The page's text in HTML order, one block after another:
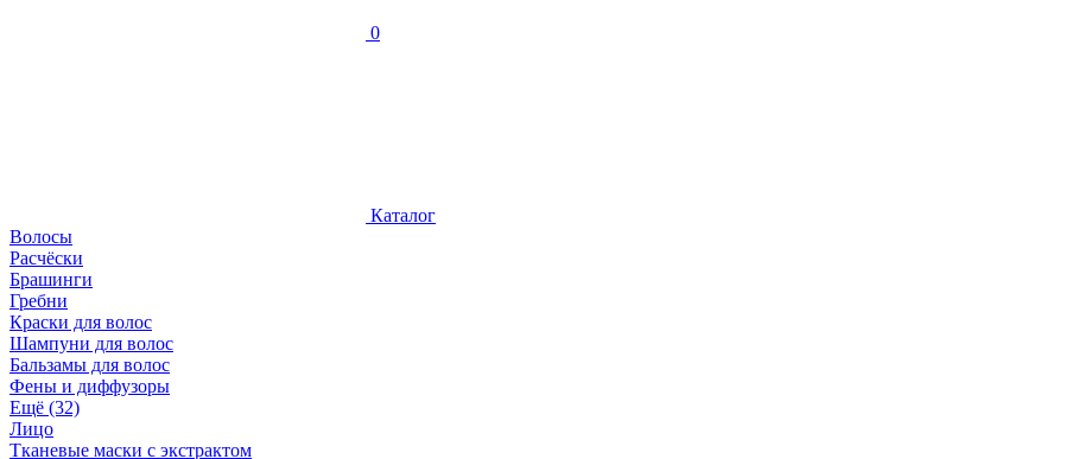
0
Каталог
Волосы
Расчёски
Брашинги
Гребни
Краски для волос
Шампуни для волос
Бальзамы для волос
Фены и диффузоры
Ещё (32)
Лицо
Тканевые маски с экстрактом